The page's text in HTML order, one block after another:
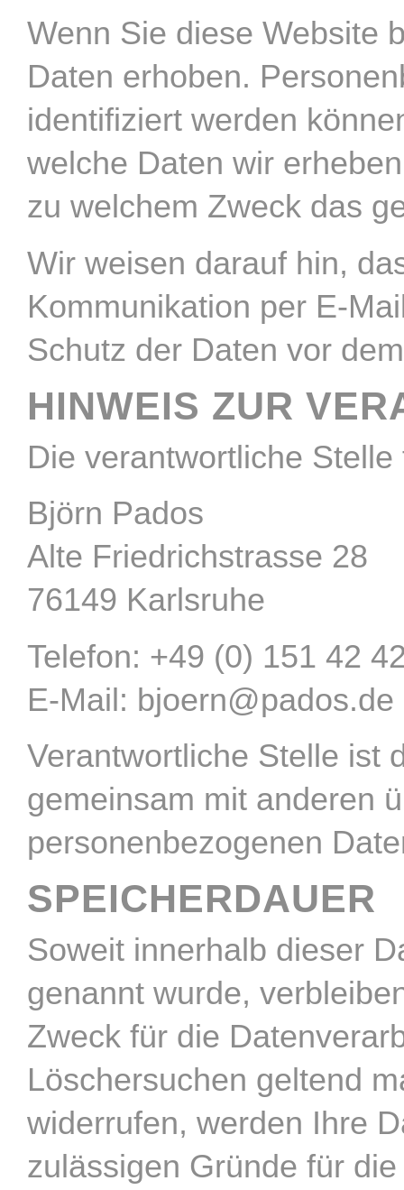
Wenn Sie diese Website
Daten erhoben.
identifiziert werden
welche Daten wir
zu welchem Zweck das
Wir weisen darauf hin,
Kommunikation per E-
Schutz der Daten vor
HINWEIS ZUR
Die verantwortliche
Björn Pados
Alte Friedrichstrasse 28
76149 Karlsruhe
Telefon: +49 (0) 151 42
E-Mail: bjoern@pados.de
Verantwortliche Stelle ist
gemeinsam mit anderen
personenbezogenen
SPEICHERDAUER
Soweit innerhalb dieser
genannt wurde,
Zweck für die
Löschersuchen geltend
widerrufen, werden Ihre
zulässigen Gründe für